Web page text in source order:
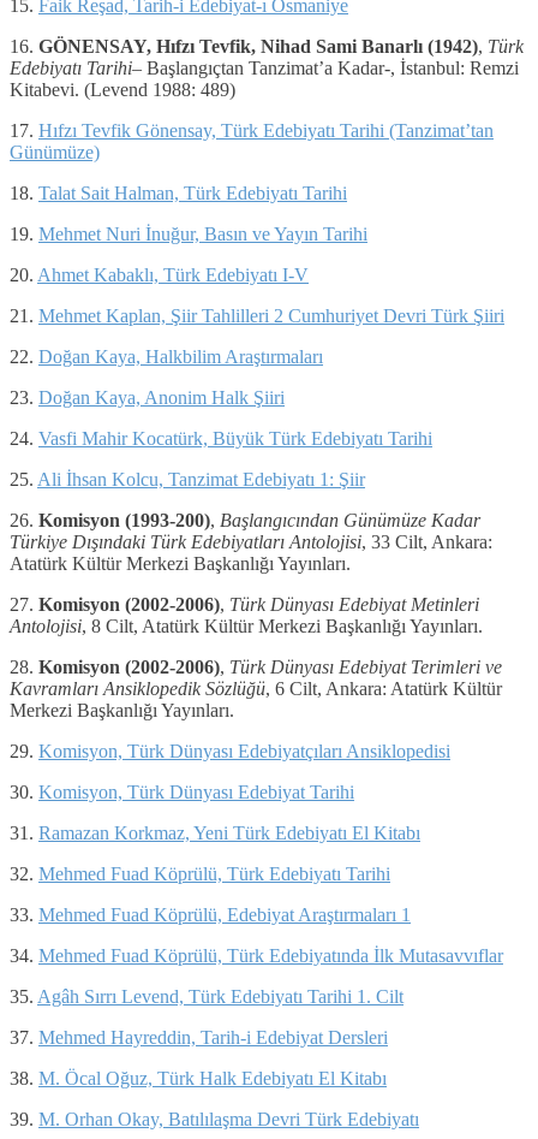
15. Faik Reşad, Tarih-i Edebiyat-ı Osmaniye
16. GÖNENSAY, Hıfzı Tevfik, Nihad Sami Banarlı (1942), Türk
Edebiyatı Tarihi– Başlangıçtan Tanzimat’a Kadar-, İstanbul: Remzi
Kitabevi. (Levend 1988: 489)
17. Hıfzı Tevfik Gönensay, Türk Edebiyatı Tarihi (Tanzimat’tan
Günümüze)
18. Talat Sait Halman, Türk Edebiyatı Tarihi
19. Mehmet Nuri İnuğur, Basın ve Yayın Tarihi
20. Ahmet Kabaklı, Türk Edebiyatı I-V
21. Mehmet Kaplan, Şiir Tahlilleri 2 Cumhuriyet Devri Türk Şiiri
22. Doğan Kaya, Halkbilim Araştırmaları
23. Doğan Kaya, Anonim Halk Şiiri
24. Vasfi Mahir Kocatürk, Büyük Türk Edebiyatı Tarihi
25. Ali İhsan Kolcu, Tanzimat Edebiyatı 1: Şiir
26. Komisyon (1993-200), Başlangıcından Günümüze Kadar
Türkiye Dışındaki Türk Edebiyatları Antolojisi, 33 Cilt, Ankara:
Atatürk Kültür Merkezi Başkanlığı Yayınları.
27. Komisyon (2002-2006), Türk Dünyası Edebiyat Metinleri
Antolojisi, 8 Cilt, Atatürk Kültür Merkezi Başkanlığı Yayınları.
28. Komisyon (2002-2006), Türk Dünyası Edebiyat Terimleri ve
Kavramları Ansiklopedik Sözlüğü, 6 Cilt, Ankara: Atatürk Kültür
Merkezi Başkanlığı Yayınları.
29. Komisyon, Türk Dünyası Edebiyatçıları Ansiklopedisi
30. Komisyon, Türk Dünyası Edebiyat Tarihi
31. Ramazan Korkmaz, Yeni Türk Edebiyatı El Kitabı
32. Mehmed Fuad Köprülü, Türk Edebiyatı Tarihi
33. Mehmed Fuad Köprülü, Edebiyat Araştırmaları 1
34. Mehmed Fuad Köprülü, Türk Edebiyatında İlk Mutasavvıflar
35. Agâh Sırrı Levend, Türk Edebiyatı Tarihi 1. Cilt
37. Mehmed Hayreddin, Tarih-i Edebiyat Dersleri
38. M. Öcal Oğuz, Türk Halk Edebiyatı El Kitabı
39. M. Orhan Okay, Batılılaşma Devri Türk Edebiyatı